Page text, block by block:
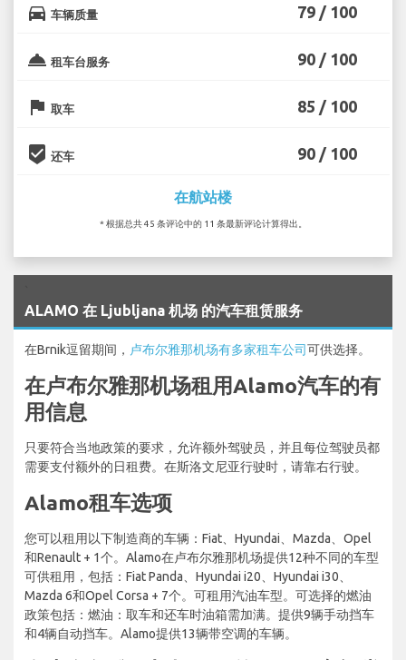
directions_car 车辆质量 79 / 100
room_service 租车台服务 90 / 100
flag 取车 85 / 100
beenhere 还车 90 / 100
在航站楼
* 根据总共 45 条评论中的 11 条最新评论计算得出。
ALAMO 在 Ljubljana 机场 的汽车租赁服务
在Brnik逗留期间， 卢布尔雅那机场有多家租车公司可供选择。
在卢布尔雅那机场租用Alamo汽车的有
用信息
只要符合当地政策的要求，允许额外驾驶员，并且每位驾驶员都
需要支付额外的日租费。在斯洛文尼亚行驶时，请靠右行驶。
Alamo租车选项
您可以租用以下制造商的车辆：Fiat、Hyundai、Mazda、Opel
和Renault + 1个。Alamo在卢布尔雅那机场提供12种不同的车型
可供租用，包括：Fiat Panda、Hyundai i20、Hyundai i30、
Mazda 6和Opel Corsa + 7个。可租用汽油车型。可选择的燃油
政策包括：燃油：取车和还车时油箱需加满。提供9辆手动挡车
和4辆自动挡车。Alamo提供13辆带空调的车辆。